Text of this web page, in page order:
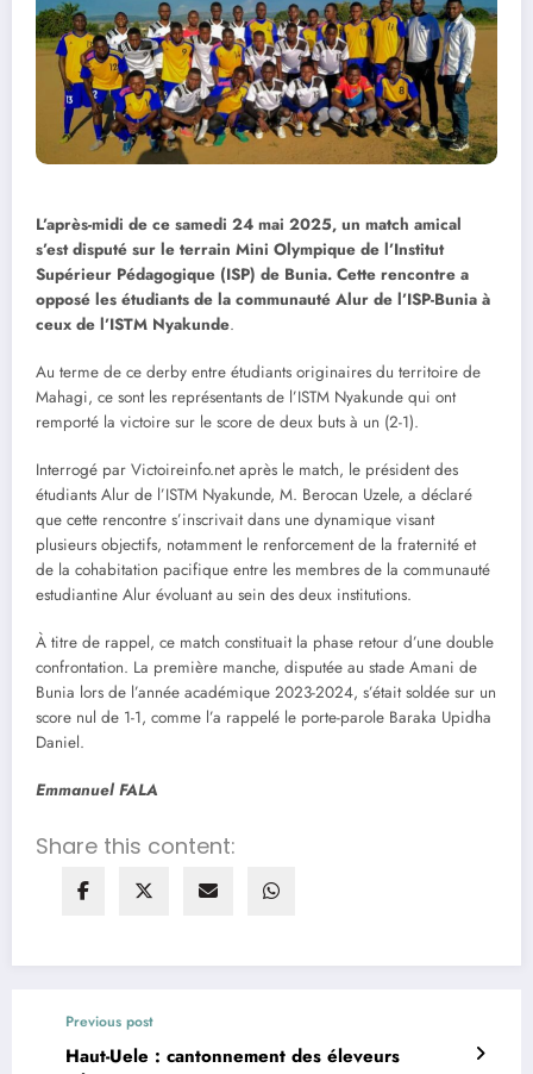
L’après-midi de ce samedi 24 mai 2025, un match amical
s’est disputé sur le terrain Mini Olympique de l’Institut
Supérieur Pédagogique (ISP) de Bunia. Cette rencontre a
opposé les étudiants de la communauté Alur de l’ISP-Bunia à
ceux de l’ISTM Nyakunde.
Au terme de ce derby entre étudiants originaires du territoire de
Mahagi, ce sont les représentants de l’ISTM Nyakunde qui ont
remporté la victoire sur le score de deux buts à un (2-1).
Interrogé par Victoireinfo.net après le match, le président des
étudiants Alur de l’ISTM Nyakunde, M. Berocan Uzele, a déclaré
que cette rencontre s’inscrivait dans une dynamique visant
plusieurs objectifs, notamment le renforcement de la fraternité et
de la cohabitation pacifique entre les membres de la communauté
estudiantine Alur évoluant au sein des deux institutions.
À titre de rappel, ce match constituait la phase retour d’une double
confrontation. La première manche, disputée au stade Amani de
Bunia lors de l’année académique 2023-2024, s’était soldée sur un
score nul de 1-1, comme l’a rappelé le porte-parole Baraka Upidha
Daniel.
Emmanuel FALA
Share this content:
Previous post
Haut-Uele : cantonnement des éleveurs